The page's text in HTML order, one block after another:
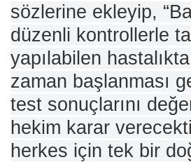
sözlerine ekleyip,
düzenli kontrollerle
yapılabilen
zaman başlanması
test sonuçlarını
hekim karar
herkes için tek bir